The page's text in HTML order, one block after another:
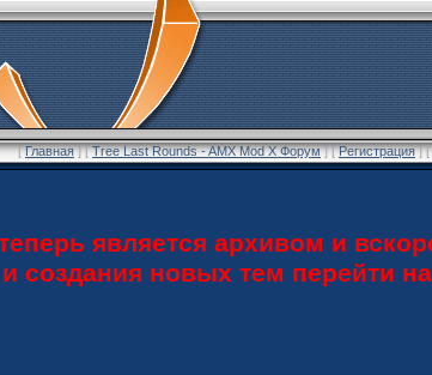
[Главная] [Tree Last Rounds - AMX Mod X Форум] [Регистрация] [
является архивом и
создания новых тем перейти